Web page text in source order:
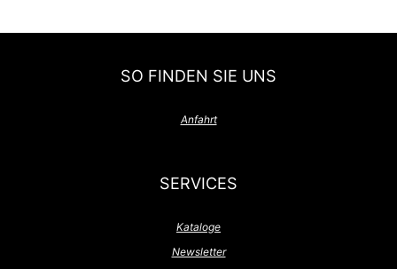
SO FINDEN SIE UNS
Anfahrt
SERVICES
Kataloge
Newsletter